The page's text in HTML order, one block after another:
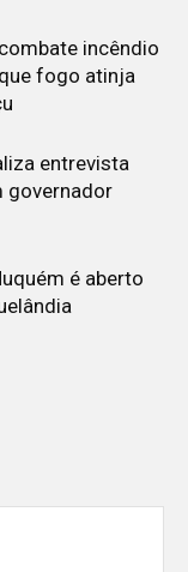
incêndio
fogo atinja
entrevista
governador
é aberto